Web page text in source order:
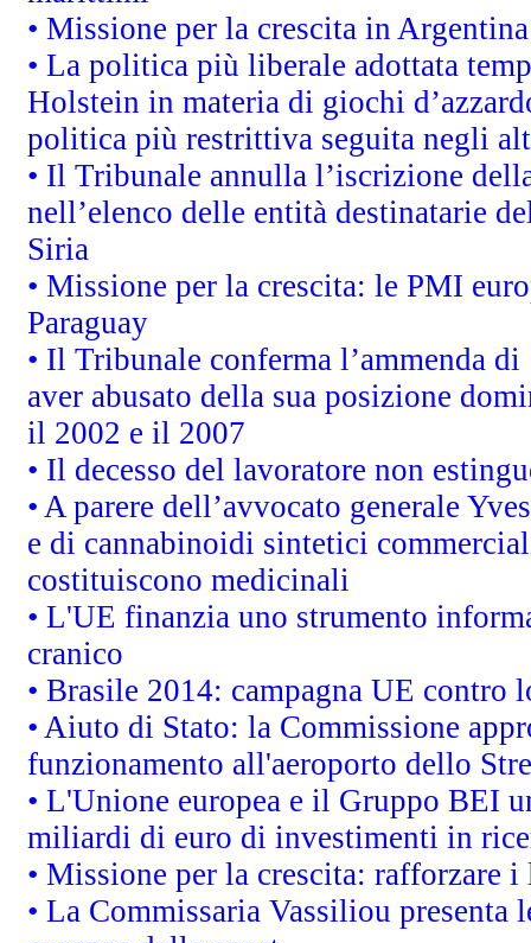
• Missione per la crescita in
• La politica più liberale adottata
Holstein in materia di giochi
politica più restrittiva seguita negli
• Il Tribunale annulla l’iscrizione
nell’elenco delle entità destinatarie
Siria
• Missione per la crescita: le PMI
Paraguay
• Il Tribunale conferma l’ammenda
aver abusato della sua posizione
il 2002 e il 2007
• Il decesso del lavoratore non
• A parere dell’avvocato generale
e di cannabinoidi sintetici
costituiscono medicinali
• L'UE finanzia uno strumento
cranico
• Brasile 2014: campagna UE contro
• Aiuto di Stato: la Commissione
funzionamento all'aeroporto dello
• L'Unione europea e il Gruppo BEI
miliardi di euro di investimenti in
• Missione per la crescita: rafforzare
• La Commissaria Vassiliou